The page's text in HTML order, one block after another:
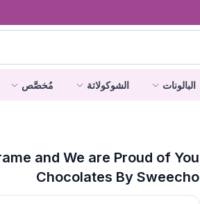
البالونات الشوكولاتة مُخصَّص
and We are Proud of You
Chocolates By Sweecho